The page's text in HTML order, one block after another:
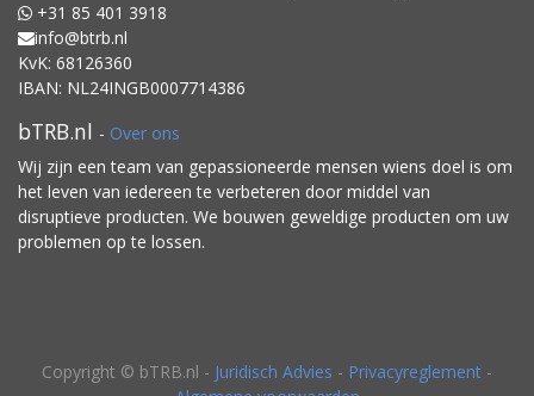
+31 85 401 3918
info@btrb.nl
KvK: 68126360
IBAN: NL24INGB0007714386
bTRB.nl - Over ons
Wij zijn een team van gepassioneerde mensen wiens doel is om
het leven van iedereen te verbeteren door middel van
disruptieve producten. We bouwen geweldige producten om uw
problemen op te lossen.
Copyright © bTRB.nl - Juridisch Advies - Privacyreglement -